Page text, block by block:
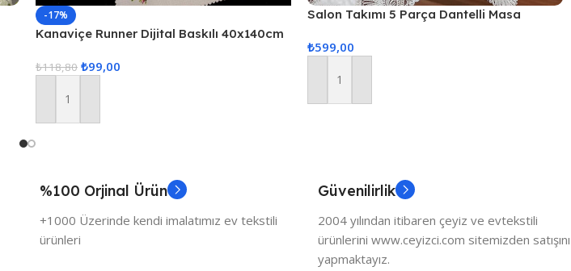
-17%
Kanaviçe Runner Dijital Baskılı 40x140cm
₺118,80 ₺99,00
Sepete Ekle
Salon Takımı 5 Parça Dantelli Masa
₺599,00
Sepete Ekle
%100 Orjinal Ürün
+1000 Üzerinde kendi imalatımız ev tekstili
ürünleri
Güvenilirlik
2004 yılından itibaren çeyiz ve evtekstili
ürünlerini www.ceyizci.com sitemizden satışını
yapmaktayız.